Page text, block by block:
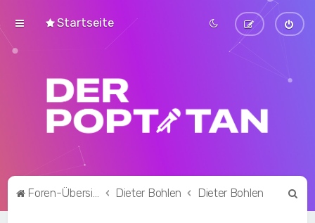
Startseite
Foren-Übersicht Dieter Bohlen Dieter Bohlen